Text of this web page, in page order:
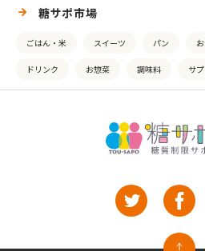
糖サポ市場
ごはん・米 スイーツ パン
ドリンク お惣菜 調味料 サ